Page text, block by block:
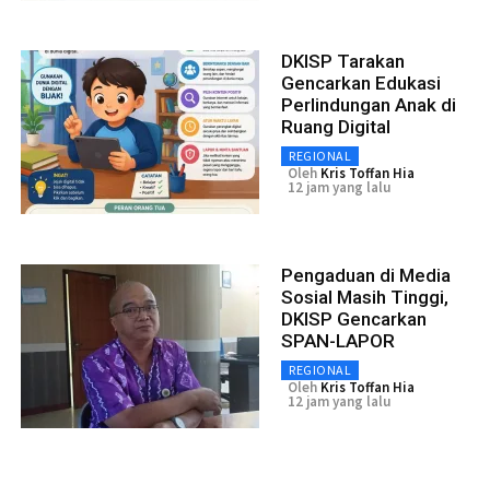
DKISP Tarakan
Gencarkan Edukasi
Perlindungan Anak di
Ruang Digital
REGIONAL
Oleh Kris Toffan Hia
12 jam yang lalu
Pengaduan di Media
Sosial Masih Tinggi,
DKISP Gencarkan
SPAN-LAPOR
REGIONAL
Oleh Kris Toffan Hia
12 jam yang lalu